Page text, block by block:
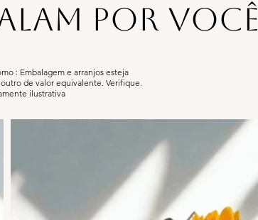
por você
: Embalagem e arranjos esteja
de valor equivalente. Verifique.
ilustrativa